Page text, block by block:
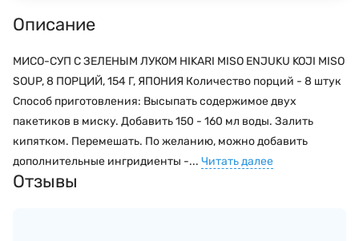
Описание
МИСО-СУП С ЗЕЛЕНЫМ ЛУКОМ HIKARI MISO ENJUKU KOJI MISO
SOUP, 8 ПОРЦИЙ, 154 Г, ЯПОНИЯ Количество порций - 8 штук
Способ приготовления: Высыпать содержимое двух
пакетиков в миску. Добавить 150 - 160 мл воды. Залить
кипятком. Перемешать. По желанию, можно добавить
дополнительные ингридиенты -... Читать далее
Отзывы